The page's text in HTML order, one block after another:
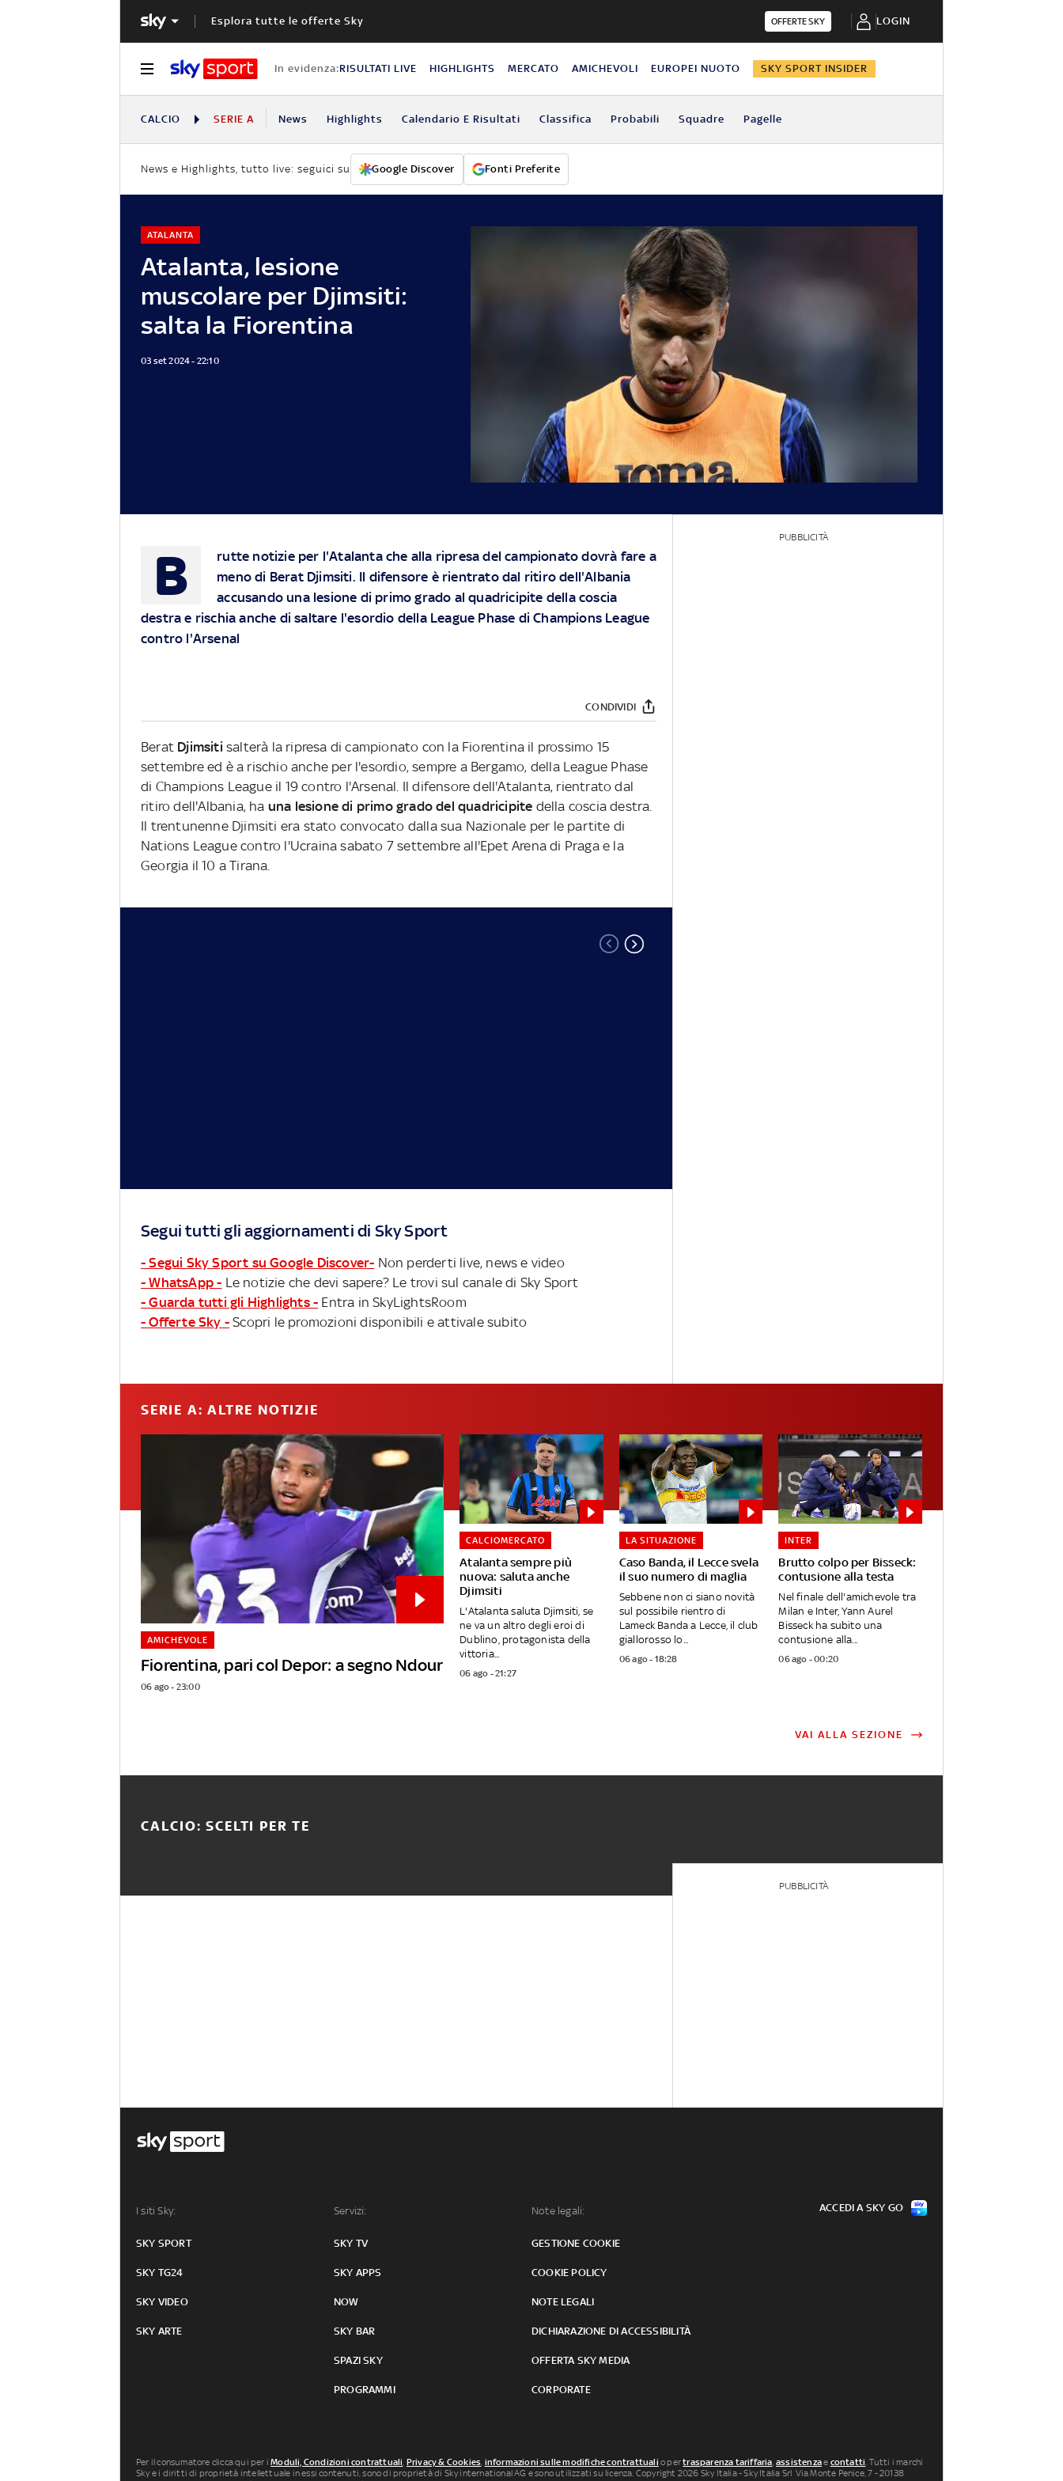
Esplora tutte le offerte Sky OFFERTE SKY LOGIN
In evidenza:RISULTATI LIVE HIGHLIGHTS MERCATO AMICHEVOLI EUROPEI NUOTO SKY SPORT INSIDER
CALCIO SERIE A News Highlights Calendario E Risultati Classifica Probabili Squadre Pagelle
News e Highlights, tutto live: seguici su Google Discover Fonti Preferite
Atalanta, lesione
muscolare per Djimsiti:
salta la Fiorentina
ATALANTA
03 set 2024 - 22:10
B
rutte notizie per l'Atalanta che alla ripresa del campionato dovrà fare a
meno di Berat Djimsiti. Il difensore è rientrato dal ritiro dell'Albania
accusando una lesione di primo grado al quadricipite della coscia
destra e rischia anche di saltare l'esordio della League Phase di Champions League
contro l'Arsenal
CONDIVIDI
Berat Djimsitisalterà la ripresa di campionato con la Fiorentina il prossimo 15
settembre ed è a rischio anche per l'esordio, sempre a Bergamo, della League Phase
di Champions League il 19 contro l'Arsenal. Il difensore dell'Atalanta, rientrato dal
ritiro dell'Albania, ha una lesione di primo grado del quadricipite della coscia destra.
Il trentunenne Djimsiti era stato convocato dalla sua Nazionale per le partite di
Nations League contro l'Ucraina sabato 7 settembre all'Epet Arena di Praga e la
Georgia il 10 a Tirana.
Segui tutti gli aggiornamenti di Sky Sport
- Segui Sky Sport su Google Discover- Non perderti live, news e video
- WhatsApp - Le notizie che devi sapere? Le trovi sul canale di Sky Sport
- Guarda tutti gli Highlights - Entra in SkyLightsRoom
- Offerte Sky - Scopri le promozioni disponibili e attivale subito
PUBBLICITÀ
SERIE A: ALTRE NOTIZIE
Fiorentina, pari col Depor: a segno Ndour
AMICHEVOLE
06 ago - 23:00
Atalanta sempre più
nuova: saluta anche
Djimsiti
CALCIOMERCATO
L'Atalanta saluta Djimsiti, se
ne va un altro degli eroi di
Dublino, protagonista della
vittoria...
06 ago - 21:27
Caso Banda, il Lecce svela
il suo numero di maglia
LA SITUAZIONE
Sebbene non ci siano novità
sul possibile rientro di
Lameck Banda a Lecce, il club
giallorosso lo...
06 ago - 18:28
Brutto colpo per Bisseck:
contusione alla testa
INTER
Nel finale dell'amichevole tra
Milan e Inter, Yann Aurel
Bisseck ha subito una
contusione alla...
06 ago - 00:20
VAI ALLA SEZIONE
CALCIO: SCELTI PER TE
PUBBLICITÀ
I siti Sky:
SKY SPORT
SKY TG24
SKY VIDEO
SKY ARTE
Servizi:
SKY TV
SKY APPS
NOW
SKY BAR
SPAZI SKY
PROGRAMMI
Note legali:
GESTIONE COOKIE
COOKIE POLICY
NOTE LEGALI
DICHIARAZIONE DI ACCESSIBILITÀ
OFFERTA SKY MEDIA
CORPORATE
ACCEDI A SKY GO
Per il consumatore clicca qui per iModuli, Condizioni contrattuali, Privacy & Cookies, informazioni sulle modifiche contrattuali o pertrasparenza tariffaria,assistenzae contatti. Tutti i marchi
Sky e i diritti di proprietà intellettuale in essi contenuti, sono di proprietà di Sky international AG e sono utilizzati su licenza. Copyright 2026 Sky Italia - Sky Italia Srl Via Monte Penice, 7 - 20138